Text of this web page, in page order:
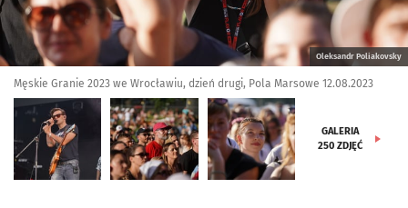
Oleksandr Poliakovsky
Męskie Granie 2023 we Wrocławiu, dzień drugi, Pola Marsowe 12.08.2023
GALERIA
250 ZDJĘĆ